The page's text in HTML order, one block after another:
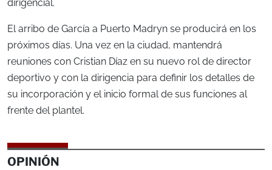
dirigencial.
El arribo de García a Puerto Madryn se producirá en los
próximos días. Una vez en la ciudad, mantendrá
reuniones con Cristian Díaz en su nuevo rol de director
deportivo y con la dirigencia para definir los detalles de
su incorporación y el inicio formal de sus funciones al
frente del plantel.
OPINIÓN